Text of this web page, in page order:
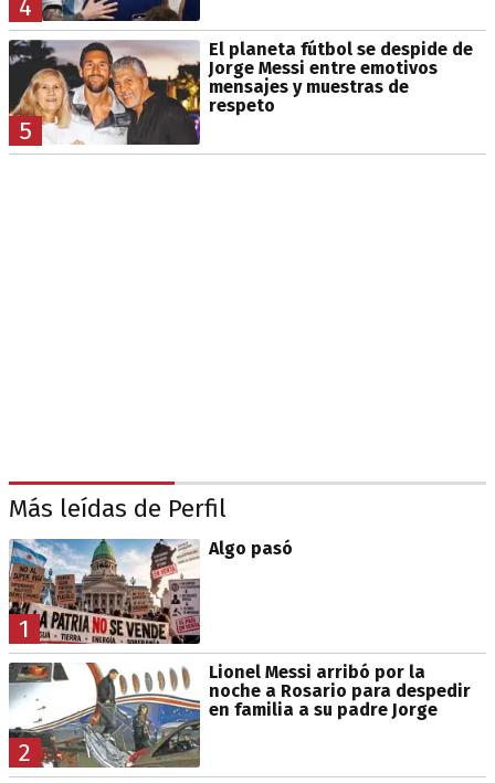
4
5
El planeta fútbol se despide de
Jorge Messi entre emotivos
mensajes y muestras de
respeto
Más leídas de Perfil
1
Algo pasó
2
Lionel Messi arribó por la
noche a Rosario para despedir
en familia a su padre Jorge